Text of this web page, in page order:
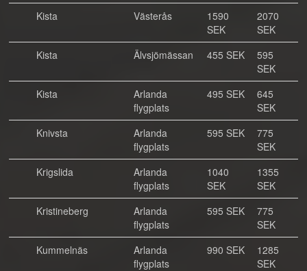
Kista
Västerås
1590
SEK
2070
SEK
Kista
Älvsjömässan 455 SEK
595
SEK
Kista
Arlanda
flygplats
495 SEK
645
SEK
Knivsta
Arlanda
flygplats
595 SEK
775
SEK
Krigslida
Arlanda
flygplats
1040
SEK
1355
SEK
Kristineberg
Arlanda
flygplats
595 SEK
775
SEK
Kummelnäs
Arlanda
flygplats
990 SEK
1285
SEK